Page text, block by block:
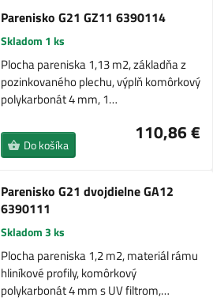
Parenisko G21 GZ11 6390114
Skladom 1 ks
Plocha pareniska 1,13 m2, základňa z
pozinkovaného plechu, výplň komôrkový
polykarbonát 4 mm, 1…
110,86 €
Do košíka
Parenisko G21 dvojdielne GA12
6390111
Skladom 3 ks
Plocha pareniska 1,2 m2, materiál rámu
hliníkové profily, komôrkový
polykarbonát 4 mm s UV filtrom,…